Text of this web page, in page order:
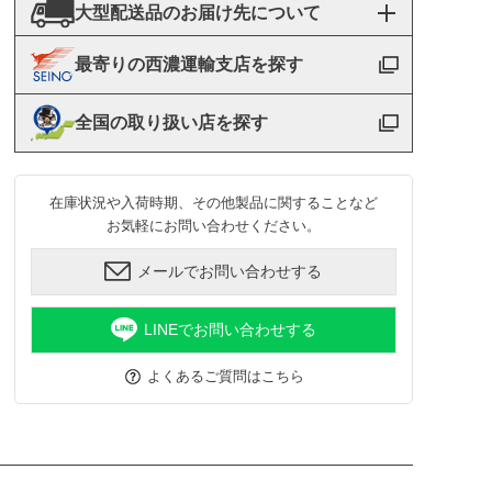
大型配送品のお届け先について
最寄りの西濃運輸支店を探す
全国の取り扱い店を探す
在庫状況や入荷時期、その他製品に関することなど
お気軽にお問い合わせください。
メールでお問い合わせする
LINEでお問い合わせする
よくあるご質問はこちら